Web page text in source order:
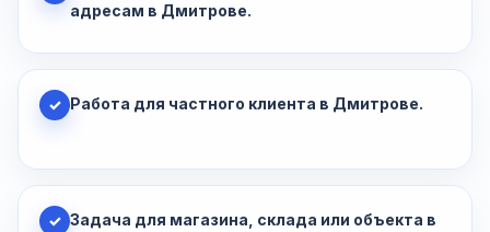
адресам в Дмитрове.
✓ Работа для частного клиента в Дмитрове.
✓ Задача для магазина, склада или объекта в